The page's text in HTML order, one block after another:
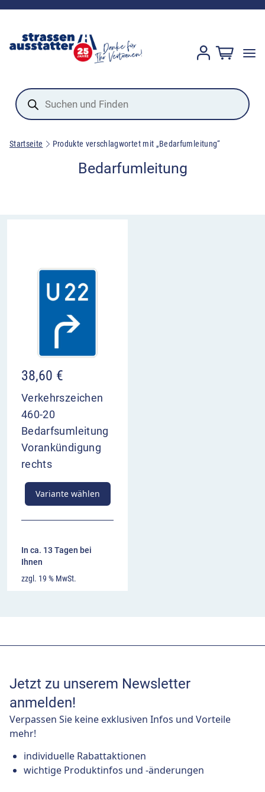
Products
search
Startseite Produkte verschlagwortet mit „Bedarfumleitung“
Bedarfumleitung
38,60 €
Verkehrszeichen
460-20
Bedarfsumleitung
Vorankündigung
rechts
Variante wählen
In ca. 13 Tagen bei
Ihnen
zzgl. 19 % MwSt.
Jetzt zu unserem Newsletter
anmelden!
Verpassen Sie keine exklusiven Infos und Vorteile
mehr!
individuelle Rabattaktionen
wichtige Produktinfos und -änderungen